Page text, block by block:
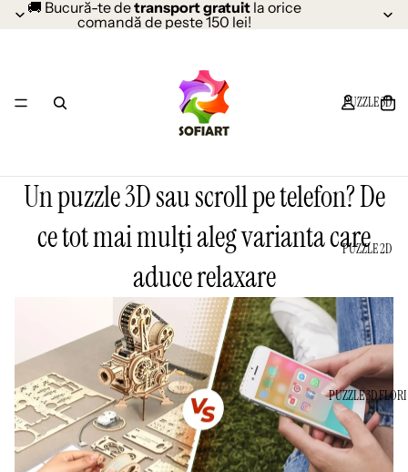
🚚 Bucură-te detransport gratuitla orice
comandă de peste 150 lei!
PUZZLE 3D
PUZZLE 2D
PUZZLE 3D FLORI
Un puzzle 3D sau scroll pe telefon? De
ce tot mai mulți aleg varianta care
aduce relaxare